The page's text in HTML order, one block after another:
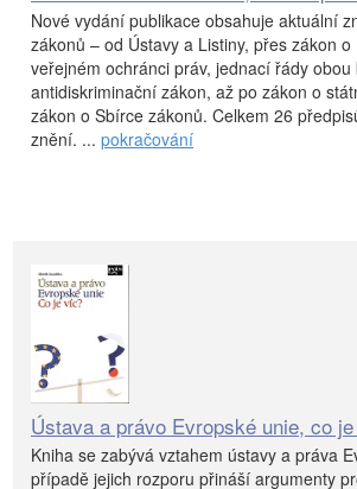
Nové vydání publikace obsahuje aktuální
zákonů – od Ústavy a Listiny, přes zákon
veřejném ochránci práv, jednací řády obou
antidiskriminační zákon, až po zákon o
zákon o Sbírce zákonů. Celkem 26
znění. ... pokračování
Ústava a právo Evropské unie, co
Kniha se zabývá vztahem ústavy a práva
případě jejich rozporu přináší argumenty